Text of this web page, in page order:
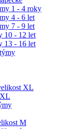
1 - 4 roky
4 - 6 let
7 - 9 let
10 - 12 let
13 - 16 let
XL
M